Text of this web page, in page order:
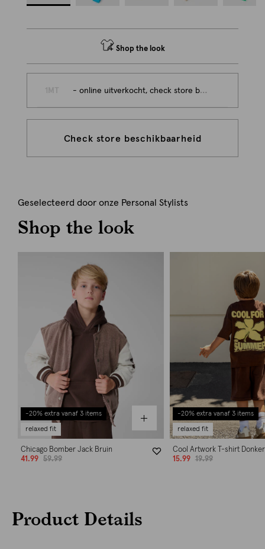
Shop the look
- online uitverkocht, check store beschikbaarheid
Check store beschikbaarheid
Geselecteerd door onze Personal Stylists
Shop the look
-20% extra vanaf 3 items
relaxed fit
Chicago Bomber Jack Bruin
41.99
59.99
-20% extra vanaf 3 items
relaxed fit
Cool Artwork T-shirt
15.99
19.99
Product Details